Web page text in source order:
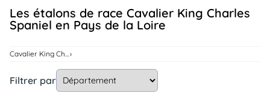
Chiens
Services
Assurances
Les étalons de race Cavalier King Charles
Spaniel en Pays de la Loire
Cavalier King Charles Spaniel
Filtrer par